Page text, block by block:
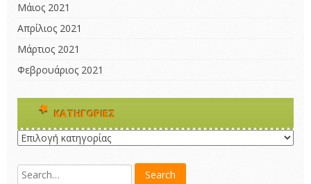
Μάιος 2021
Απρίλιος 2021
Μάρτιος 2021
Φεβρουάριος 2021
KΑΤΗΓΟΡΊΕΣ
Kατηγορίες